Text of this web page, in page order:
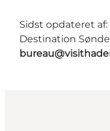
Sidst opdateret af:
Destination